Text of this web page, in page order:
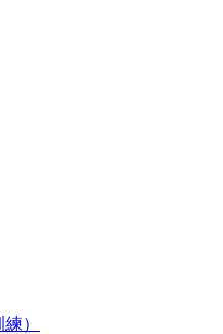
）